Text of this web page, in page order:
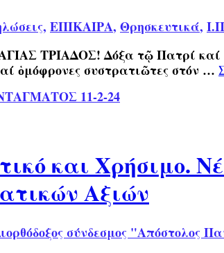
, ΕΠΙΚΑΙΡΑ, Θρησκευτικά,
ΤΡΙΑΔΟΣ! Δόξα τῷ Πατρί καί
ὁμόφρονες συστρατιῶτες στόν …
11-2-24
και Χρήσιμο.
Αξιών
σύνδεσμος "Απόστολος